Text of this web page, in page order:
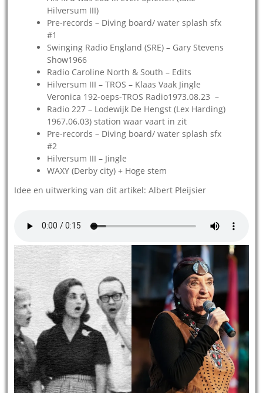
Hilversum III)
Pre-records – Diving board/ water splash sfx
#1
Swinging Radio England (SRE) – Gary Stevens
Show1966
Radio Caroline North & South – Edits
Hilversum III – TROS – Klaas Vaak Jingle
Veronica 192-oeps-TROS Radio1973.08.23 –
Radio 227 – Lodewijk De Hengst (Lex Harding)
1967.06.03) station waar vaart in zit
Pre-records – Diving board/ water splash sfx
#2
Hilversum III – Jingle
WAXY (Derby city) + Hoge stem
Idee en uitwerking van dit artikel: Albert Pleijsier